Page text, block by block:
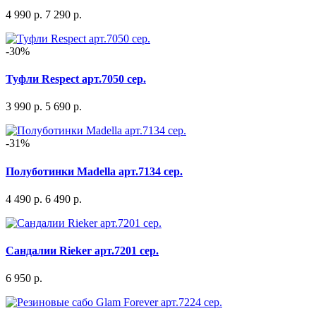
4 990 р. 7 290 р.
-30%
Туфли Respect арт.7050 сер.
3 990 р. 5 690 р.
-31%
Полуботинки Madella арт.7134 сер.
4 490 р. 6 490 р.
Сандалии Rieker арт.7201 сер.
6 950 р.